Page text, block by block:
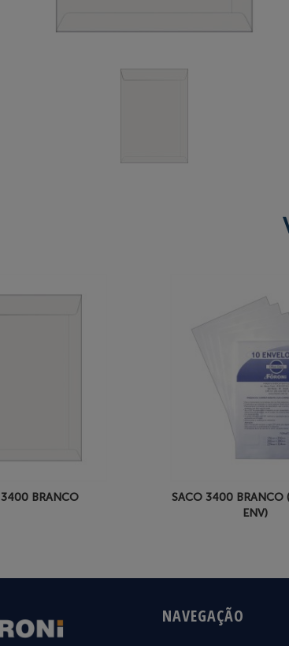
SACO 3400 BRANCO
SACO 3400 BRANCO
ENV)
NAVEGAÇÃO